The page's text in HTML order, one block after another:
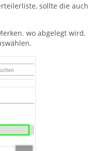
sollte die auch
wo abgelegt wird.